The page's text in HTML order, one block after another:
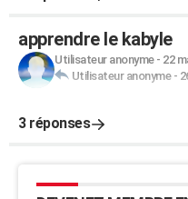
apprendre le kabyle
Utilisateur anonyme- 22
Utilisateur anonyme-
3 réponses